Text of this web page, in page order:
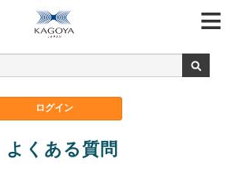
よくある質問